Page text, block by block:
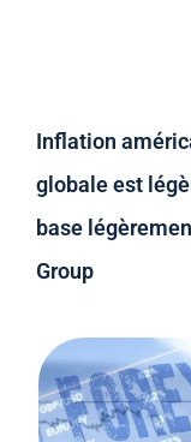
Inflation
globale est
base
Group